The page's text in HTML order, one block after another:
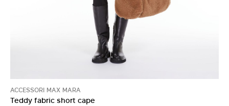
ACCESSORI MAX MARA
Teddy fabric short cape